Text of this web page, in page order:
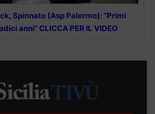
Spinnato (Asp Palermo): “Primi
anni” CLICCA PER IL VIDEO